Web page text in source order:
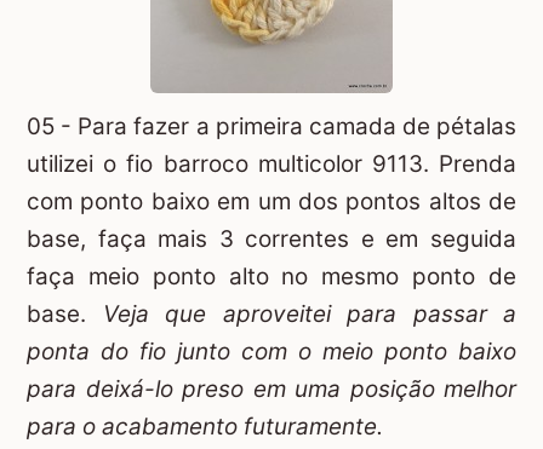
05 - Para fazer a primeira camada de pétalas
utilizei o fio barroco multicolor 9113. Prenda
com ponto baixo em um dos pontos altos de
base, faça mais 3 correntes e em seguida
faça meio ponto alto no mesmo ponto de
base.
Veja que aproveitei para passar a
ponta do fio junto com o meio ponto baixo
para deixá-lo preso em uma posição melhor
para o acabamento futuramente.